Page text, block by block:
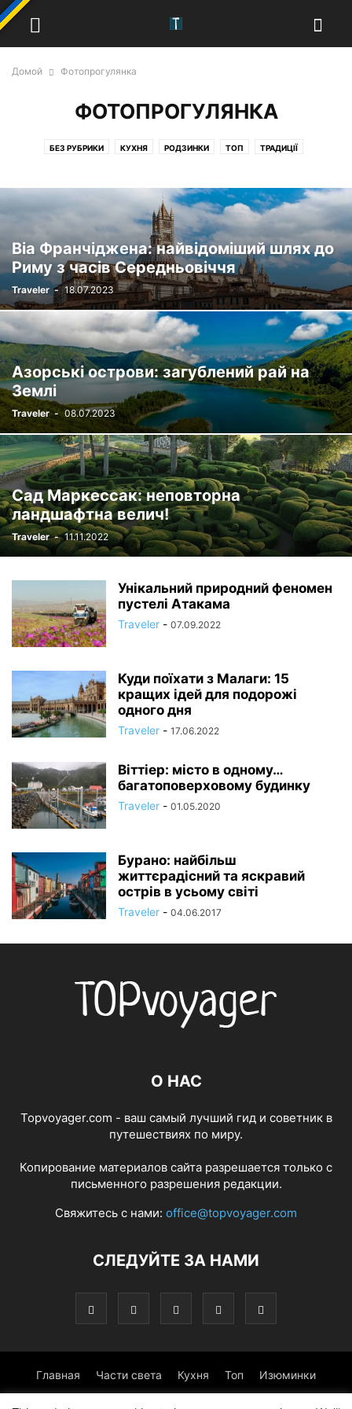
Домой Фотопрогулянка
ФОТОПРОГУЛЯНКА
БЕЗ РУБРИКИ КУХНЯ РОДЗИНКИ ТОП ТРАДИЦІЇ
Віа Франчіджена: найвідоміший шлях до
Риму з часів Середньовіччя
Traveler - 18.07.2023
Азорські острови: загублений рай на
Землі
Traveler - 08.07.2023
Сад Маркессак: неповторна
ландшафтна велич!
Traveler - 11.11.2022
Унікальний природний феномен
пустелі Атакама
Traveler - 07.09.2022
Куди поїхати з Малаги: 15
кращих ідей для подорожі
одного дня
Traveler - 17.06.2022
Віттіер: місто в одному…
багатоповерховому будинку
Traveler - 01.05.2020
Бурано: найбільш
життєрадісний та яскравий
острів в усьому світі
Traveler - 04.06.2017
О НАС
Topvoyager.com - ваш самый лучший гид и советник в
путешествиях по миру.
Копирование материалов сайта разрешается только с
письменного разрешения редакции.
Свяжитесь с нами: office@topvoyager.com
СЛЕДУЙТЕ ЗА НАМИ
Главная Части света Кухня Топ Изюминки